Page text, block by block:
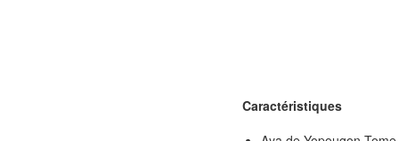
Caractéristiques